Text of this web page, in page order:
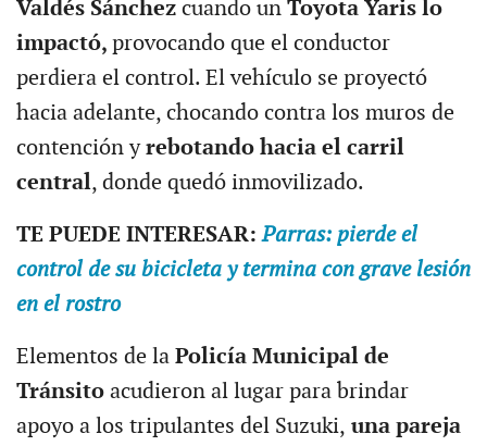
Valdés Sánchezcuando un Toyota Yaris lo
impactó, provocando que el conductor
perdiera el control. El vehículo se proyectó
hacia adelante, chocando contra los muros de
contención yrebotando hacia el carril
central, donde quedó inmovilizado.
TE PUEDE INTERESAR:Parras: pierde el
control de su bicicleta y termina con grave lesión
en el rostro
Elementos de la Policía Municipal de
Tránsito acudieron al lugar para brindar
apoyo a los tripulantes del Suzuki, una pareja